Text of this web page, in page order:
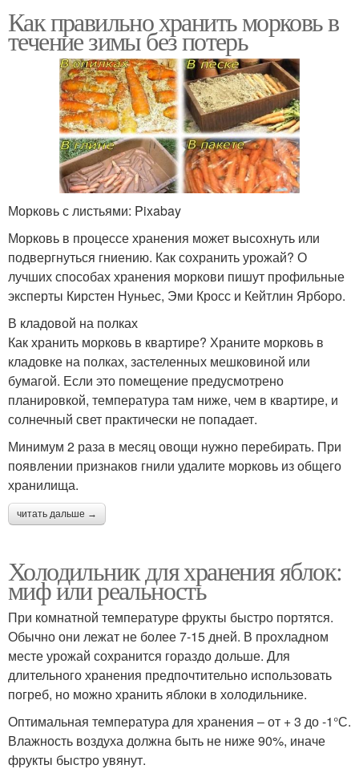
Как правильно хранить морковь в
течение зимы без потерь
Морковь с листьями: Pixabay
Морковь в процессе хранения может высохнуть или
подвергнуться гниению. Как сохранить урожай? О
лучших способах хранения моркови пишут профильные
эксперты Кирстен Нуньес, Эми Кросс и Кейтлин Ярборо.
В кладовой на полках
Как хранить морковь в квартире? Храните морковь в
кладовке на полках, застеленных мешковиной или
бумагой. Если это помещение предусмотрено
планировкой, температура там ниже, чем в квартире, и
солнечный свет практически не попадает.
Минимум 2 раза в месяц овощи нужно перебирать. При
появлении признаков гнили удалите морковь из общего
хранилища.
читать дальше →
Холодильник для хранения яблок:
миф или реальность
При комнатной температуре фрукты быстро портятся.
Обычно они лежат не более 7-15 дней. В прохладном
месте урожай сохранится гораздо дольше. Для
длительного хранения предпочтительно использовать
погреб, но можно хранить яблоки в холодильнике.
Оптимальная температура для хранения – от + 3 до -1°С.
Влажность воздуха должна быть не ниже 90%, иначе
фрукты быстро увянут.